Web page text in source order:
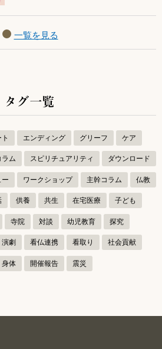
一覧を見る
タグ一覧
エンディング グリーフ ケア
ラム スピリチュアリティ ダウンロード
ー ワークショップ 主幹コラム 仏教
供養 共生 在宅医療 子ども
寺院 対談 幼児教育 探究
演劇 看仏連携 看取り 社会貢献
身体 開催報告 震災